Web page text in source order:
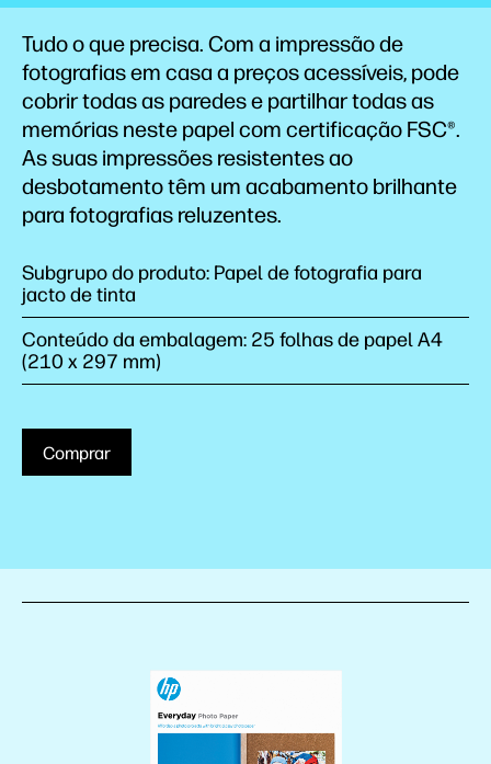
Tudo o que precisa. Com a impressão de
fotografias em casa a preços acessíveis, pode
cobrir todas as paredes e partilhar todas as
memórias neste papel com certificação FSC®.
As suas impressões resistentes ao
desbotamentotêm um acabamento brilhante
para fotografias reluzentes.
Subgrupo do produto: Papel de fotografia para
jacto de tinta
Conteúdo da embalagem: 25 folhas de papel A4
(210 x 297 mm)
Comprar